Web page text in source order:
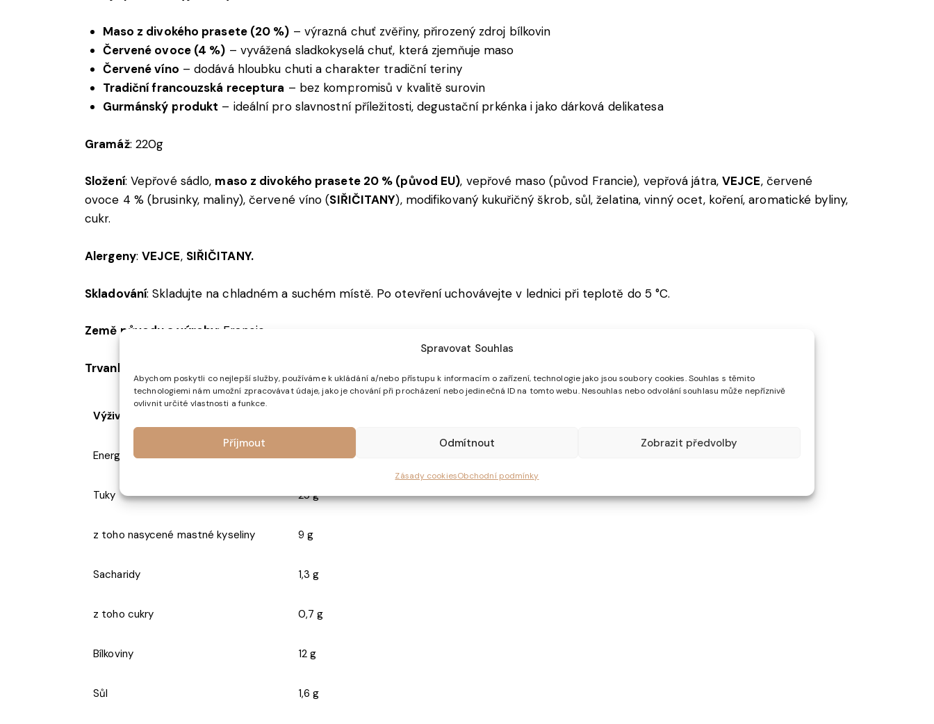
Spravovat Souhlas
Abychom poskytli co nejlepší služby, používáme k ukládání a/nebo přístupu k informacím o zařízení, technologie jako jsou soubory cookies. Souhlas s těmito
technologiemi nám umožní zpracovávat údaje, jako je chování při procházení nebo jedinečná ID na tomto webu. Nesouhlas nebo odvolání souhlasu může nepříznivě
ovlivnit určité vlastnosti a funkce.
Příjmout Odmítnout Zobrazit předvolby
Zásady cookiesObchodní podmínky
Maso z divokého prasete (20 %) – výrazná chuť zvěřiny, přirozený zdroj bílkovin
Červené ovoce (4 %) – vyvážená sladkokyselá chuť, která zjemňuje maso
Červené víno – dodává hloubku chuti a charakter tradiční teriny
Tradiční francouzská receptura – bez kompromisů v kvalitě surovin
Gurmánský produkt – ideální pro slavnostní příležitosti, degustační prkénka i jako dárková delikatesa
Gramáž: 220g
Složení: Vepřové sádlo, maso z divokého prasete 20 % (původ EU), vepřové maso (původ Francie), vepřová játra,VEJCE, červené
ovoce 4 % (brusinky, maliny), červené víno (SIŘIČITANY), modifikovaný kukuřičný škrob, sůl, želatina, vinný ocet, koření, aromatické byliny,
cukr.
Alergeny:VEJCE, SIŘIČITANY.
Skladování: Skladujte na chladném a suchém místě. Po otevření uchovávejte v lednici při teplotě do 5 °C.
Země původu a výroby: Francie.
Trvanlivost
Výživové hodnoty – průměrná/výživová hodnota na 100 g
Energetická hodnota 1227 kJ / 297 kcal
Tuky 25 g
z toho nasycené mastné kyseliny 9 g
Sacharidy 1,3 g
z toho cukry 0,7 g
Bílkoviny 12 g
Sůl 1,6 g